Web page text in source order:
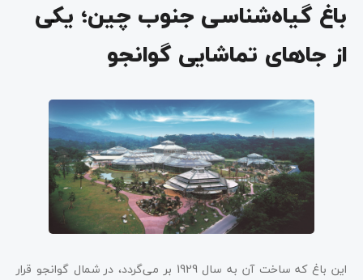
باغ گیاه‌شناسی جنوب چین؛ یکی
از جاهای تماشایی گوانجو
این باغ که ساخت آن به سال 1929 بر می‌گردد، در شمال گوانجو قرار